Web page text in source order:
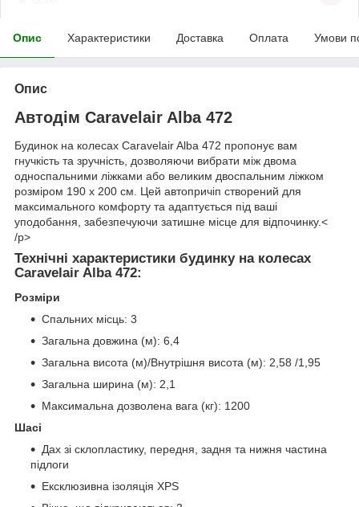
Опис Характеристики Доставка Оплата Умови
Опис
Автодім Caravelair Alba 472
Будинок на колесах Caravelair Alba 472 пропонує вам
гнучкість та зручність, дозволяючи вибрати між двома
односпальними ліжками або великим двоспальним ліжком
розміром 190 x 200 см. Цей автопричіп створений для
максимального комфорту та адаптується під ваші
уподобання, забезпечуючи затишне місце для відпочинку.<
/p>
Технічні характеристики будинку на колесах
Caravelair Alba 472:
Розміри
Спальних місць: 3
Загальна довжина (м): 6,4
Загальна висота (м)/Внутрішня висота (м): 2,58 /1,95
Загальна ширина (м): 2,1
Максимальна дозволена вага (кг): 1200
Шасі
Дах зі склопластику, передня, задня та нижня частина
підлоги
Ексклюзивна ізоляція XPS